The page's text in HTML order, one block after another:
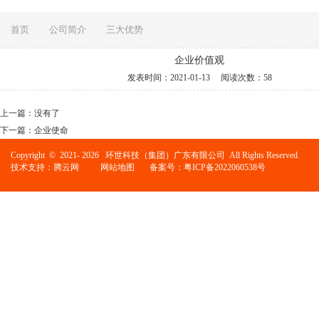
首页 公司简介 三大优势
企业价值观
发表时间： 2021-01-13阅读次数： 58
上一篇： 没有了
下一篇： 企业使命
Copyright © 2021- 2026 环世科技（集团）广东有限公司 All Rights Reserved.
技术支持：腾云网
网站地图 备案号： 粤ICP备2022060538号